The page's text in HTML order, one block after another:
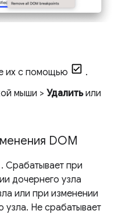
их с помощью
.
мыши > Удалитьили
DOM
. Срабатывает при
дочернего узла
или при изменении
узла. Не срабатывает